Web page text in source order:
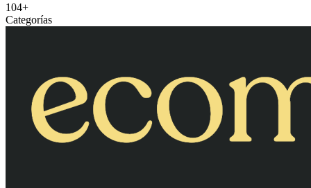
104+
Categorías